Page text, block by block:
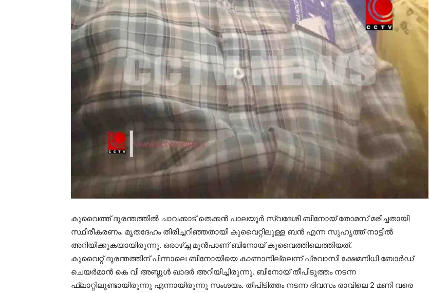
കുവൈത്ത് ദുരന്തത്തില്‍ ചാവക്കാട് തെക്കന്‍ പാലയൂര്‍ സ്വദേശി ബിനോയ് തോമസ് മരിച്ചതായി
സ്ഥിരീകരണം. മൃതദേഹം തിരിച്ചറിഞ്ഞതായി കുവൈറ്റിലുള്ള ബൻ എന്ന സുഹൃത്ത് നാട്ടിൽ
അറിയിക്കുകയായിരുന്നു. ഒരാഴ്ച്ച മുന്‍പാണ് ബിനോയ് കുവൈത്തിലെത്തിയത്.
കുവൈറ്റ് ദുരന്തത്തിന് പിന്നാലെ ബിനോയിയെ കാണാനില്ലെന്ന് പ്രവാസി ക്ഷേമനിധി ബോർഡ്
ചെയർമാൻ കെ വി അബ്ദുൾ ഖാദർ അറിയിച്ചിരുന്നു. ബിനോയ് തീപിടുത്തം നടന്ന
ഫ്ലാറ്റിലുണ്ടായിരുന്നു എന്നായിരുന്നു സംശയം. തീപിടിത്തം നടന്ന ദിവസം രാവിലെ 2 മണി വരെ